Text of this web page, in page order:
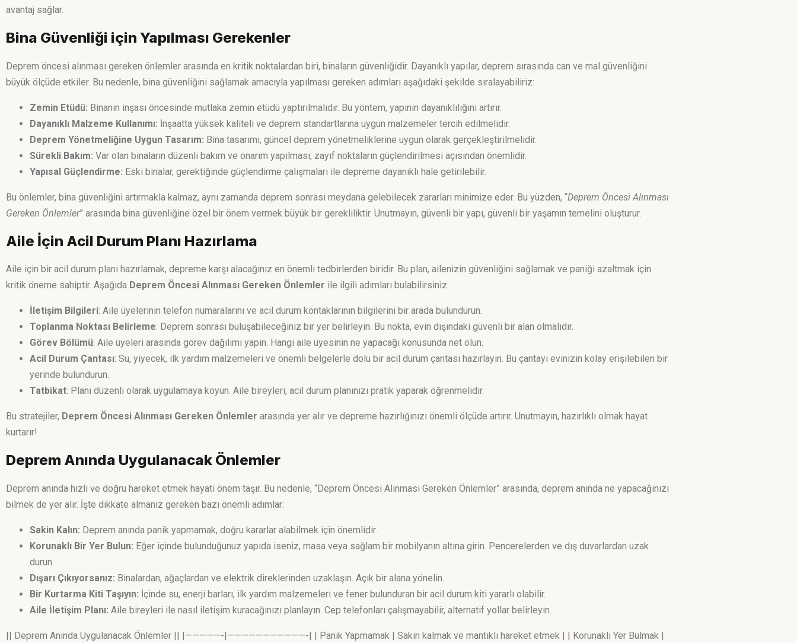
avantaj sağlar.
Bina Güvenliği için Yapılması Gerekenler
Deprem öncesi alınması gereken önlemler arasında en kritik noktalardan biri, binaların güvenliğidir. Dayanıklı yapılar, deprem sırasında can ve mal güvenliğini
büyük ölçüde etkiler. Bu nedenle, bina güvenliğini sağlamak amacıyla yapılması gereken adımları aşağıdaki şekilde sıralayabiliriz:
Zemin Etüdü: Binanın inşası öncesinde mutlaka zemin etüdü yaptırılmalıdır. Bu yöntem, yapının dayanıklılığını artırır.
Dayanıklı Malzeme Kullanımı: İnşaatta yüksek kaliteli ve deprem standartlarına uygun malzemeler tercih edilmelidir.
Deprem Yönetmeliğine Uygun Tasarım: Bina tasarımı, güncel deprem yönetmeliklerine uygun olarak gerçekleştirilmelidir.
Sürekli Bakım: Var olan binaların düzenli bakım ve onarım yapılması, zayıf noktaların güçlendirilmesi açısından önemlidir.
Yapısal Güçlendirme: Eski binalar, gerektiğinde güçlendirme çalışmaları ile depreme dayanıklı hale getirilebilir.
Bu önlemler, bina güvenliğini artırmakla kalmaz, aynı zamanda deprem sonrası meydana gelebilecek zararları minimize eder. Bu yüzden, “Deprem Öncesi Alınması
Gereken Önlemler” arasında bina güvenliğine özel bir önem vermek büyük bir gerekliliktir. Unutmayın, güvenli bir yapı, güvenli bir yaşamın temelini oluşturur.
Aile İçin Acil Durum Planı Hazırlama
Aile için bir acil durum planı hazırlamak, depreme karşı alacağınız en önemli tedbirlerden biridir. Bu plan, ailenizin güvenliğini sağlamak ve paniği azaltmak için
kritik öneme sahiptir. Aşağıda Deprem Öncesi Alınması Gereken Önlemler ile ilgili adımları bulabilirsiniz:
İletişim Bilgileri: Aile üyelerinin telefon numaralarını ve acil durum kontaklarının bilgilerini bir arada bulundurun.
Toplanma Noktası Belirleme: Deprem sonrası buluşabileceğiniz bir yer belirleyin. Bu nokta, evin dışındaki güvenli bir alan olmalıdır.
Görev Bölümü: Aile üyeleri arasında görev dağılımı yapın. Hangi aile üyesinin ne yapacağı konusunda net olun.
Acil Durum Çantası: Su, yiyecek, ilk yardım malzemeleri ve önemli belgelerle dolu bir acil durum çantası hazırlayın. Bu çantayı evinizin kolay erişilebilen bir
yerinde bulundurun.
Tatbikat: Planı düzenli olarak uygulamaya koyun. Aile bireyleri, acil durum planınızı pratik yaparak öğrenmelidir.
Bu stratejiler, Deprem Öncesi Alınması Gereken Önlemler arasında yer alır ve depreme hazırlığınızı önemli ölçüde artırır. Unutmayın, hazırlıklı olmak hayat
kurtarır!
Deprem Anında Uygulanacak Önlemler
Deprem anında hızlı ve doğru hareket etmek hayati önem taşır. Bu nedenle, “Deprem Öncesi Alınması Gereken Önlemler” arasında, deprem anında ne yapacağınızı
bilmek de yer alır. İşte dikkate almanız gereken bazı önemli adımlar:
Sakin Kalın: Deprem anında panik yapmamak, doğru kararlar alabilmek için önemlidir.
Korunaklı Bir Yer Bulun: Eğer içinde bulunduğunuz yapıda iseniz, masa veya sağlam bir mobilyanın altına girin. Pencerelerden ve dış duvarlardan uzak
durun.
Dışarı Çıkıyorsanız: Binalardan, ağaçlardan ve elektrik direklerinden uzaklaşın. Açık bir alana yönelin.
Bir Kurtarma Kiti Taşıyın: İçinde su, enerji barları, ilk yardım malzemeleri ve fener bulunduran bir acil durum kiti yararlı olabilir.
Aile İletişim Planı: Aile bireyleri ile nasıl iletişim kuracağınızı planlayın. Cep telefonları çalışmayabilir, alternatif yollar belirleyin.
|| Deprem Anında Uygulanacak Önlemler || |—————-|———————————-| | Panik Yapmamak | Sakin kalmak ve mantıklı hareket etmek | | Korunaklı Yer Bulmak |